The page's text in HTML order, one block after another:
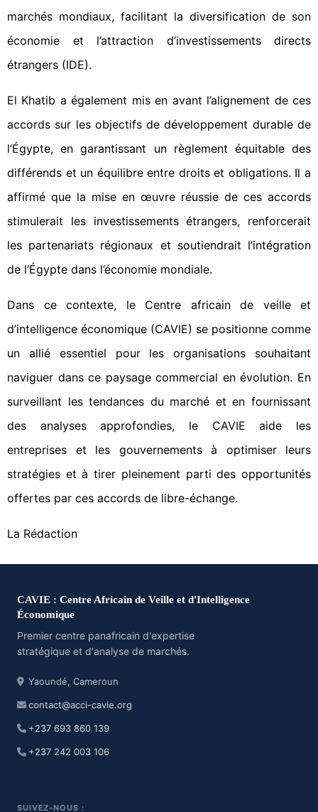
marchés mondiaux, facilitant la diversification de son
économie et l’attraction d’investissements directs
étrangers (IDE).
El Khatib a également mis en avant l’alignement de ces
accords sur les objectifs de développement durable de
l’Égypte, en garantissant un règlement équitable des
différends et un équilibre entre droits et obligations. Il a
affirmé que la mise en œuvre réussie de ces accords
stimulerait les investissements étrangers, renforcerait
les partenariats régionaux et soutiendrait l’intégration
de l’Égypte dans l’économie mondiale.
Dans ce contexte, le Centre africain de veille et
d’intelligence économique (CAVIE) se positionne comme
un allié essentiel pour les organisations souhaitant
naviguer dans ce paysage commercial en évolution. En
surveillant les tendances du marché et en fournissant
des analyses approfondies, le CAVIE aide les
entreprises et les gouvernements à optimiser leurs
stratégies et à tirer pleinement parti des opportunités
offertes par ces accords de libre-échange.
La Rédaction
CAVIE : Centre Africain de Veille et d'Intelligence
Économique
Premier centre panafricain d'expertise
stratégique et d'analyse de marchés.
Yaoundé, Cameroun
contact@acci-cavie.org
+237 693 860 139
+237 242 003 106
SUIVEZ-NOUS :